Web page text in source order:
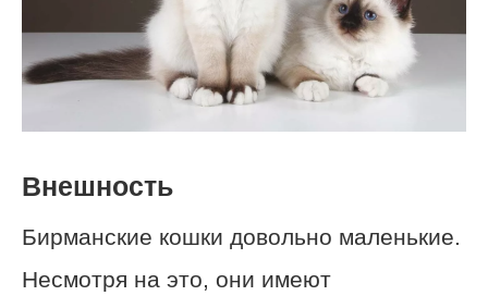
Внешность
Бирманские кошки довольно маленькие.
Несмотря на это, они имеют